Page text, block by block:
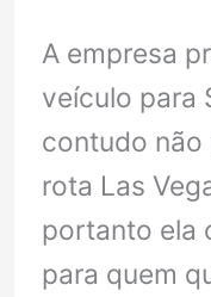
A empresa
veículo para
contudo não
rota Las
portanto ela
para quem